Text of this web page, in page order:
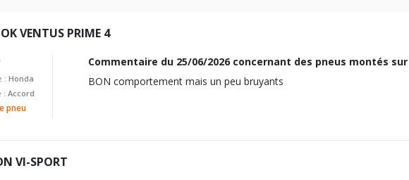
1996-02-01
C32A2
VENTUS PRIME 4
: Honda
: Accord
pneu
Commentaire du 25/06/2026concernant des pneus montés sur
BON comportement mais un peu bruyants
VI-SPORT